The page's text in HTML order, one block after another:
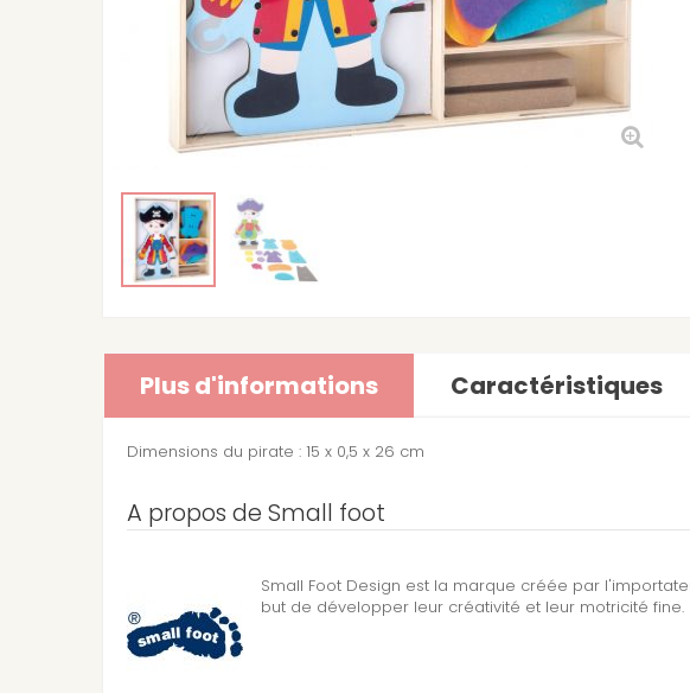
Plus d'informations Caractéristiques
Dimensions du pirate : 15 x 0,5 x 26 cm
A propos de Small foot
Small Foot Design est la marque créée par
but de développer leur créativité et leur motricité fine.